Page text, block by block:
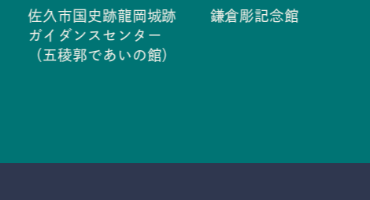
佐久市国史跡龍岡城跡
ガイダンスセンター
（五稜郭であいの館）
鎌倉彫記念館